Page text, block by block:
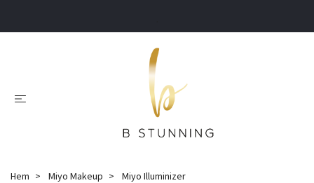
Hem Miyo Makeup Miyo Illuminizer